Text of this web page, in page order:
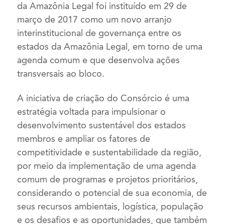
da Amazônia Legal foi instituído em 29 de
março de 2017 como um novo arranjo
interinstitucional de governança entre os
estados da Amazônia Legal, em torno de uma
agenda comum e que desenvolva ações
transversais ao bloco.
A iniciativa de criação do Consórcio é uma
estratégia voltada para impulsionar o
desenvolvimento sustentável dos estados
membros e ampliar os fatores de
competitividade e sustentabilidade da região,
por meio da implementação de uma agenda
comum de programas e projetos prioritários,
considerando o potencial de sua economia, de
seus recursos ambientais, logística, população
e os desafios e as oportunidades, que também